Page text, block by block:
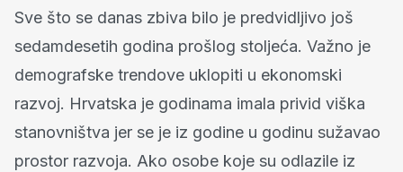
Sve što se danas zbiva bilo je predvidljivo još
sedamdesetih godina prošlog stoljeća. Važno je
demografske trendove uklopiti u ekonomski
razvoj. Hrvatska je godinama imala privid viška
stanovništva jer se je iz godine u godinu sužavao
prostor razvoja. Ako osobe koje su odlazile iz